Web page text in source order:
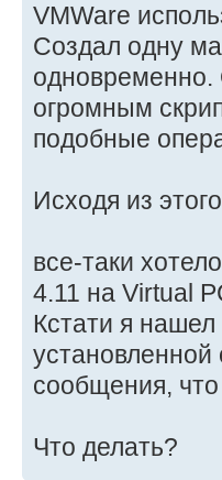
VMWare
Создал одну
огромным
подобные
Исходя из
все-таки
4.11 на Virtual
Кстати я
установленной
сообщения,
Что делать?